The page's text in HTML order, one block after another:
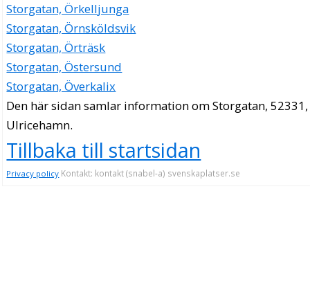
Storgatan, Örkelljunga
Storgatan, Örnsköldsvik
Storgatan, Örträsk
Storgatan, Östersund
Storgatan, Överkalix
Den här sidan samlar information om Storgatan, 52331,
Ulricehamn.
Tillbaka till startsidan
Privacy policy Kontakt: kontakt (snabel-a) svenskaplatser.se